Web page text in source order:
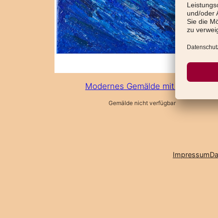
Modernes Gemälde mit Rubin
Gemälde nicht verfügbar
Impressum